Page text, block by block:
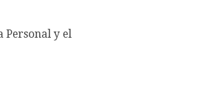
Personal y el